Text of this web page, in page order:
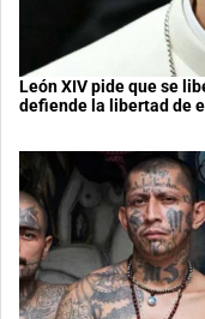
León XIV pide que se
defiende la libertad de